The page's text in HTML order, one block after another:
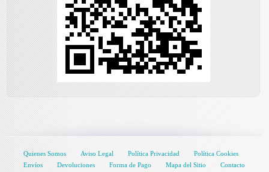
Quienes Somos Aviso Legal Política Privacidad
Política Cookies
Envíos
Devoluciones Forma de Pago Mapa del Sitio Contacto